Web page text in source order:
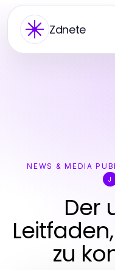
Zdnete
NEWS & MEDIA
J
Der
zu